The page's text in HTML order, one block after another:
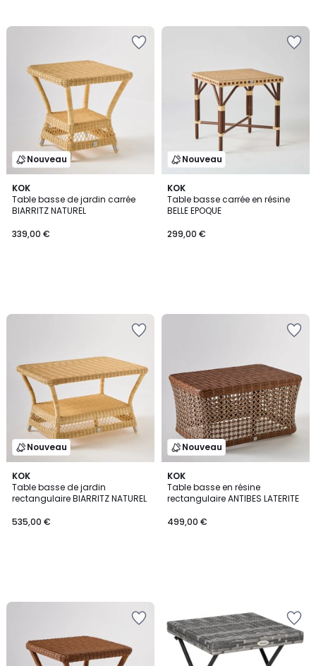
Nouveau
KOK
Table basse de jardin carrée
BIARRITZ NATUREL
339,00 €
Nouveau
KOK
Table basse carrée en résine
BELLE EPOQUE
299,00 €
Nouveau
KOK
Table basse de jardin
rectangulaire BIARRITZ NATUREL
535,00 €
Nouveau
KOK
Table basse en résine
rectangulaire ANTIBES LATERITE
499,00 €